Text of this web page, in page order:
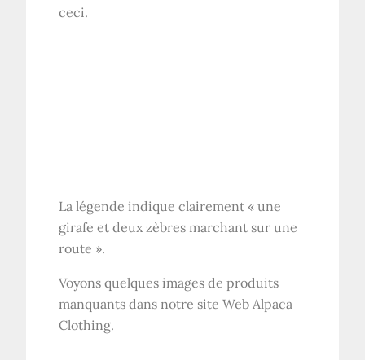
ceci.
La légende indique clairement « une
girafe et deux zèbres marchant sur une
route ».
Voyons quelques images de produits
manquants dans notre site Web Alpaca
Clothing.